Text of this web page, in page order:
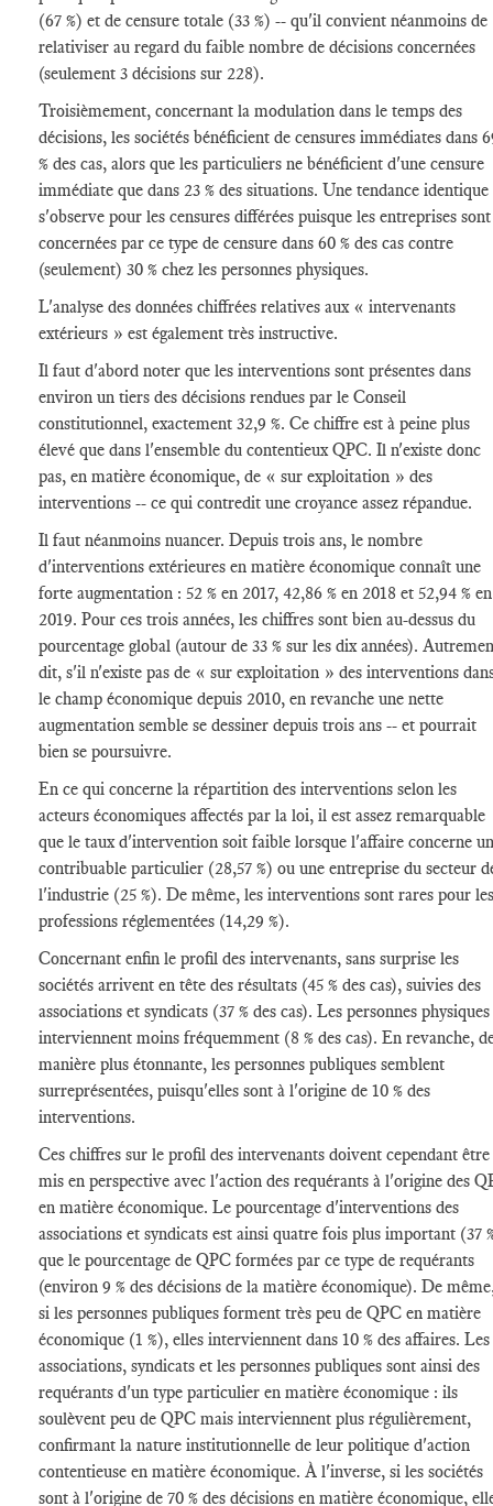
(67 %) et de censure totale (33 %) -- qu'il convient néanmoins de
relativiser au regard du faible nombre de décisions concernées
(seulement 3 décisions sur 228).
Troisièmement, concernant la modulation dans le temps des
décisions, les sociétés bénéficient de censures immédiates dans
% des cas, alors que les particuliers ne bénéficient d'une censure
immédiate que dans 23 % des situations. Une tendance identique
s'observe pour les censures différées puisque les entreprises sont
concernées par ce type de censure dans 60 % des cas contre
(seulement) 30 % chez les personnes physiques.
L'analyse des données chiffrées relatives aux « intervenants
extérieurs » est également très instructive.
Il faut d'abord noter que les interventions sont présentes dans
environ un tiers des décisions rendues par le Conseil
constitutionnel, exactement 32,9 %. Ce chiffre est à peine plus
élevé que dans l'ensemble du contentieux QPC. Il n'existe donc
pas, en matière économique, de « sur exploitation » des
interventions -- ce qui contredit une croyance assez répandue.
Il faut néanmoins nuancer. Depuis trois ans, le nombre
d'interventions extérieures en matière économique connaît une
forte augmentation : 52 % en 2017, 42,86 % en 2018 et 52,94 % en
2019. Pour ces trois années, les chiffres sont bien au-dessus du
pourcentage global (autour de 33 % sur les dix années).
dit, s'il n'existe pas de « sur exploitation » des interventions
le champ économique depuis 2010, en revanche une nette
augmentation semble se dessiner depuis trois ans -- et pourrait
bien se poursuivre.
En ce qui concerne la répartition des interventions selon les
acteurs économiques affectés par la loi, il est assez remarquable
que le taux d'intervention soit faible lorsque l'affaire concerne un
contribuable particulier (28,57 %) ou une entreprise du secteur
l'industrie (25 %). De même, les interventions sont rares pour les
professions réglementées (14,29 %).
Concernant enfin le profil des intervenants, sans surprise les
sociétés arrivent en tête des résultats (45 % des cas), suivies des
associations et syndicats (37 % des cas). Les personnes physiques
interviennent moins fréquemment (8 % des cas). En revanche,
manière plus étonnante, les personnes publiques semblent
surreprésentées, puisqu'elles sont à l'origine de 10 % des
interventions.
Ces chiffres sur le profil des intervenants doivent cependant être
mis en perspective avec l'action des requérants à l'origine des
en matière économique. Le pourcentage d'interventions des
associations et syndicats est ainsi quatre fois plus important (37
que le pourcentage de QPC formées par ce type de requérants
(environ 9 % des décisions de la matière économique). De
si les personnes publiques forment très peu de QPC en matière
économique (1 %), elles interviennent dans 10 % des affaires. Les
associations, syndicats et les personnes publiques sont ainsi des
requérants d'un type particulier en matière économique : ils
soulèvent peu de QPC mais interviennent plus régulièrement,
confirmant la nature institutionnelle de leur politique d'action
contentieuse en matière économique. À l'inverse, si les sociétés
sont à l'origine de 70 % des décisions en matière économique,